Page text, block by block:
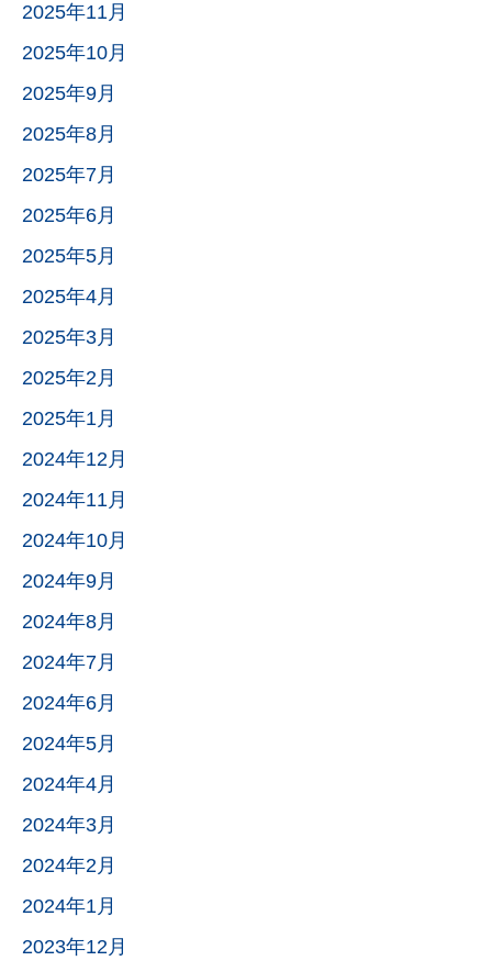
2025年11月
2025年10月
2025年9月
2025年8月
2025年7月
2025年6月
2025年5月
2025年4月
2025年3月
2025年2月
2025年1月
2024年12月
2024年11月
2024年10月
2024年9月
2024年8月
2024年7月
2024年6月
2024年5月
2024年4月
2024年3月
2024年2月
2024年1月
2023年12月